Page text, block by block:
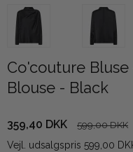
Co'couture
Blouse - Black
359,40 DKK
599,00 DKK
Vejl. udsalgspris 599,00